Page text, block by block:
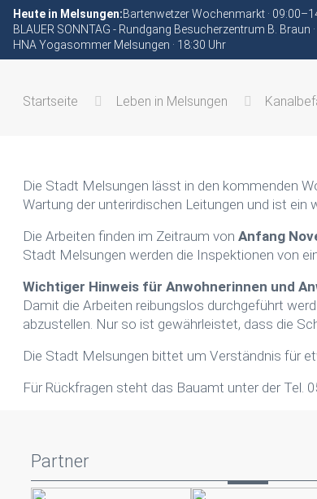
Heute in Melsungen:Bartenwetzer Wochenmarkt ·
BLAUER SONNTAG - Rundgang Besucherzentrum B. Braun
HNA Yogasommer Melsungen · 18:30 Uhr
Startseite Leben in Melsungen
Die Stadt Melsungen lässt in den kommenden
Wartung der unterirdischen Leitungen und ist
Die Arbeiten finden im Zeitraum vonAnfang
Stadt Melsungen werden die Inspektionen von
Wichtiger Hinweis für Anwohnerinnen und
Damit die Arbeiten reibungslos durchgeführt
abzustellen. Nur so ist gewährleistet, dass die
Die Stadt Melsungen bittet um Verständnis für
Für Rückfragen steht das Bauamt unter der Tel.
Partner